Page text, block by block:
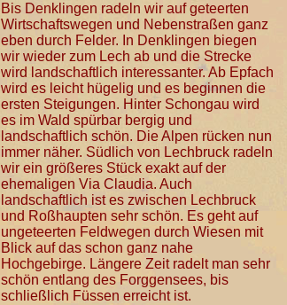
Bis Denklingen radeln wir auf geteerten
Wirtschaftswegen und Nebenstraßen ganz
eben durch Felder. In Denklingen biegen
wir wieder zum Lech ab und die Strecke
wird landschaftlich interessanter. Ab Epfach
wird es leicht hügelig und es beginnen die
ersten Steigungen. Hinter Schongau wird
es im Wald spürbar bergig und
landschaftlich schön. Die Alpen rücken nun
immer näher. Südlich von Lechbruck radeln
wir ein größeres Stück exakt auf der
ehemaligen Via Claudia. Auch
landschaftlich ist es zwischen Lechbruck
und Roßhaupten sehr schön. Es geht auf
ungeteerten Feldwegen durch Wiesen mit
Blick auf das schon ganz nahe
Hochgebirge. Längere Zeit radelt man sehr
schön entlang des Forggensees, bis
schließlich Füssen erreicht ist.